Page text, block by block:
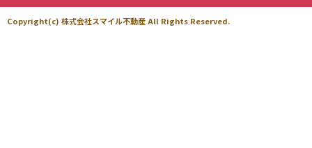
Copyright(c) 株式会社スマイル不動産 All Rights Reserved.